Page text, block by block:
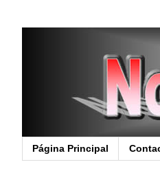
Página Principal